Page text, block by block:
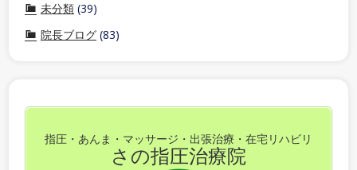
未分類 (39)
院長ブログ (83)
指圧・あんま・マッサージ・出張治療・在宅リハビリ
さの指圧治療院